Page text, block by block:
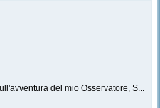
del mio Osservatore, S...